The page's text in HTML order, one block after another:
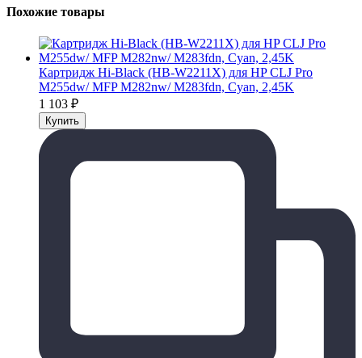
Похожие товары
Картридж Hi-Black (HB-W2211X) для HP CLJ Pro
M255dw/ MFP M282nw/ M283fdn, Cyan, 2,45K
1 103 ₽